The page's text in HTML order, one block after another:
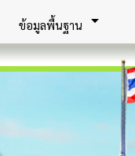
ข้อมูลพื้นฐาน arrow_drop_down